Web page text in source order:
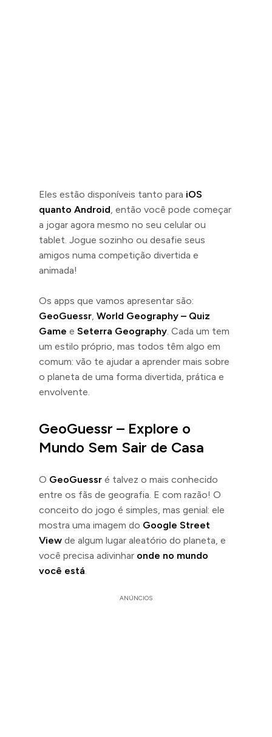
Eles estão disponíveis tanto para iOS
quanto Android, então você pode começar
a jogar agora mesmo no seu celular ou
tablet. Jogue sozinho ou desafie seus
amigos numa competição divertida e
animada!
Os apps que vamos apresentar são:
GeoGuessr, World Geography – Quiz
Game e Seterra Geography. Cada um tem
um estilo próprio, mas todos têm algo em
comum: vão te ajudar a aprender mais sobre
o planeta de uma forma divertida, prática e
envolvente.
GeoGuessr – Explore o
Mundo Sem Sair de Casa
O GeoGuessr é talvez o mais conhecido
entre os fãs de geografia. E com razão! O
conceito do jogo é simples, mas genial: ele
mostra uma imagem do Google Street
View de algum lugar aleatório do planeta, e
você precisa adivinhar onde no mundo
você está.
ANÚNCIOS